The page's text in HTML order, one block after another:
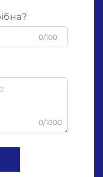
0/100
0/1000